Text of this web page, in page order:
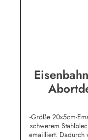
-Größe 20x5cm-
schwerem
emailliert. Dadurch